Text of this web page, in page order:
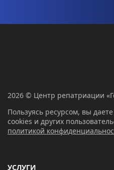
2026 © Центр репатриации
Пользуясь ресурсом, вы
cookies и других
политикой
УСЛУГИ